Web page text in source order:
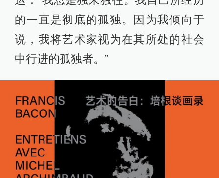
的一直是彻底的孤独。因为我倾向于
说，我将艺术家视为在其所处的社会
中行进的孤独者。”